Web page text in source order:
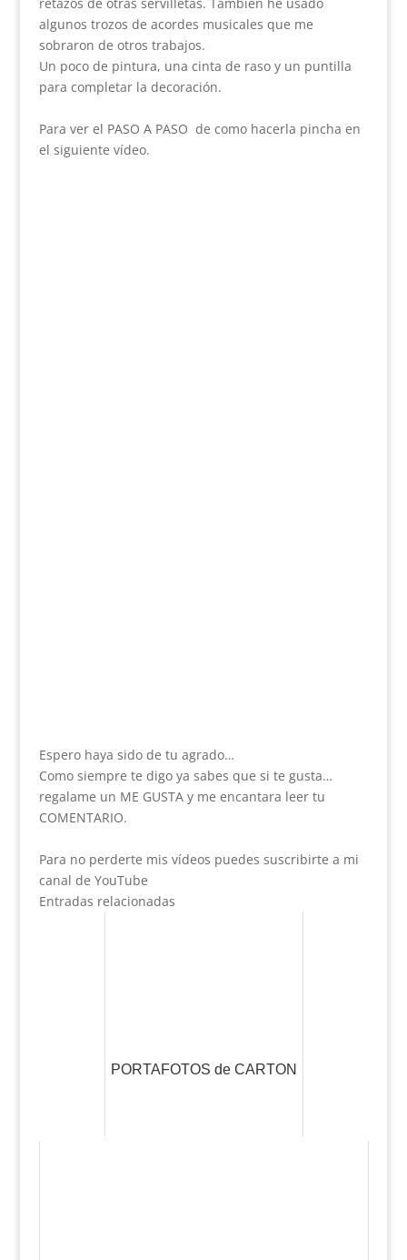
algunos trozos de acordes musicales que me
sobraron de otros trabajos.
Un poco de pintura, una cinta de raso y un puntilla
para completar la decoración.
Para ver el PASO A PASO de como hacerla pincha en
el siguiente vídeo.
Espero haya sido de tu agrado…
Como siempre te digo ya sabes que si te gusta…
regalame un ME GUSTA y me encantara leer tu
COMENTARIO.
Para no perderte mis vídeos puedes suscribirte a mi
canal de YouTube
Entradas relacionadas
PORTAFOTOS de CARTON